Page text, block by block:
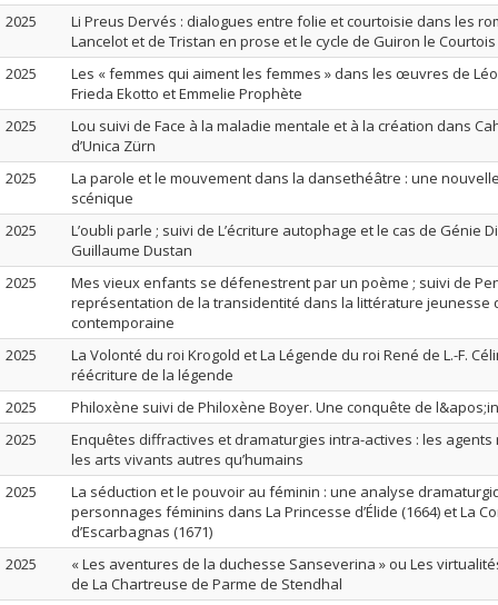
2025
Li Preus Dervés : dialogues entre folie et courtoisie dans les
Lancelot et de Tristan en prose et le cycle de Guiron le Courtois
2025
Les « femmes qui aiment les femmes » dans les œuvres de
Frieda Ekotto et Emmelie Prophète
2025
Lou suivi de Face à la maladie mentale et à la création dans
d’Unica Zürn
2025
La parole et le mouvement dans la dansethéâtre : une
scénique
2025
L’oubli parle ; suivi de L’écriture autophage et le cas de Génie
Guillaume Dustan
2025
Mes vieux enfants se défenestrent par un poème ; suivi de
représentation de la transidentité dans la littérature jeunesse
contemporaine
2025
La Volonté du roi Krogold et La Légende du roi René de L.-F.
réécriture de la légende
2025
Philoxène suivi de Philoxène Boyer. Une conquête de
2025
Enquêtes diffractives et dramaturgies intra-actives : les
les arts vivants autres qu’humains
2025
La séduction et le pouvoir au féminin : une analyse
personnages féminins dans La Princesse d’Élide (1664) et La
d’Escarbagnas (1671)
2025
« Les aventures de la duchesse Sanseverina » ou Les
de La Chartreuse de Parme de Stendhal